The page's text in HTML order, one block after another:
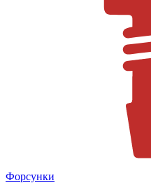
Форсунки